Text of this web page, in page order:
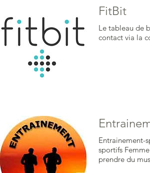
FitBit
Le tableau de
contact via la
Entrainement-
sportifs
prendre du